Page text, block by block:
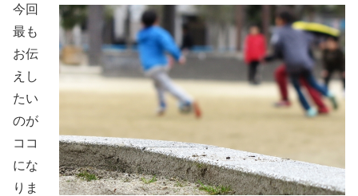
今回
最も
お伝
えし
たい
のが
ココ
にな
りま